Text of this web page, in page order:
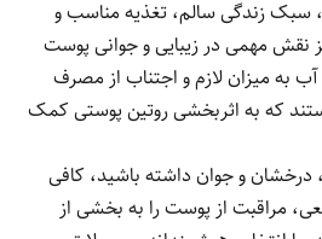
سبک زندگی سالم، تغذیه مناسب و
مهمی در زیبایی و جوانی پوست
به میزان لازم و اجتناب از مصرف
که به اثربخشی روتین پوستی کمک
درخشان و جوان داشته باشید، کافی
مراقبت از پوست را به بخشی از